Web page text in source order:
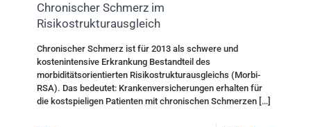
Chronischer Schmerz im
Risikostrukturausgleich
Chronischer Schmerz ist für 2013 als schwere und
kostenintensive Erkrankung Bestandteil des
morbiditätsorientierten Risikostrukturausgleichs (Morbi-
RSA). Das bedeutet: Krankenversicherungen erhalten für
die kostspieligen Patienten mit chronischen Schmerzen […]